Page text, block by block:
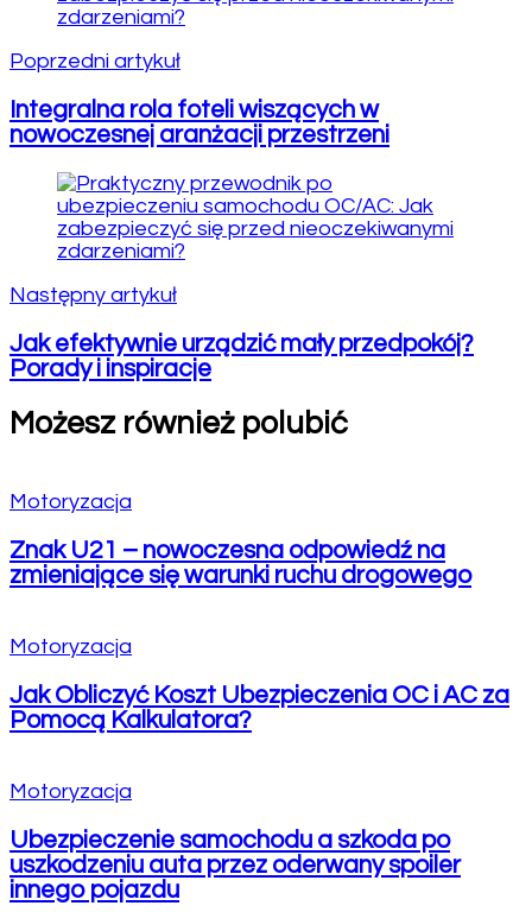
Poprzedni artykuł
Integralna rola foteli wiszących w
nowoczesnej aranżacji przestrzeni
Następny artykuł
Jak efektywnie urządzić mały przedpokój?
Porady i inspiracje
Możesz również polubić
Motoryzacja
Znak U21 – nowoczesna odpowiedź na
zmieniające się warunki ruchu drogowego
Motoryzacja
Jak Obliczyć Koszt Ubezpieczenia OC i AC za
Pomocą Kalkulatora?
Motoryzacja
Ubezpieczenie samochodu a szkoda po
uszkodzeniu auta przez oderwany spoiler
innego pojazdu